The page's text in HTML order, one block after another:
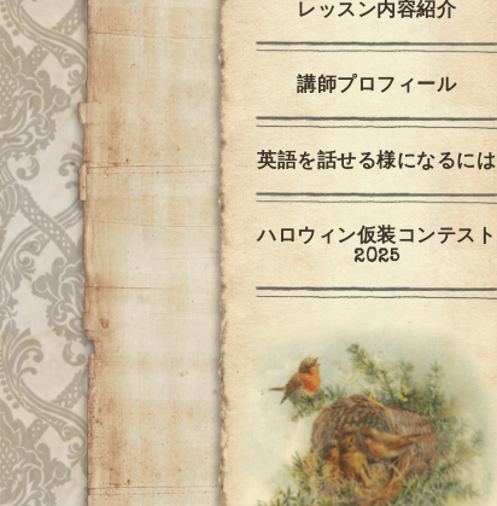
レッスン内容紹介
講師プロフィール
英語を話せる様になるには
ハロウィン仮装コンテスト
2025